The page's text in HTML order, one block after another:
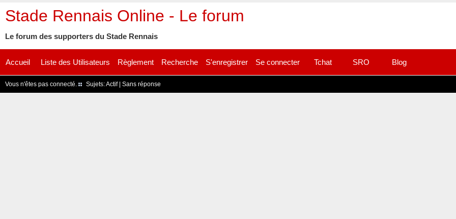
Stade Rennais Online - Le forum
Le forum des supporters du Stade Rennais
Accueil Liste des Utilisateurs Règlement Recherche S'enregistrer Se connecter Tchat SRO Blog
Vous n'êtes pas connecté. Sujets:Actif| Sans réponse